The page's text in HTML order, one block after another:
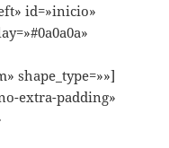
id=»inicio»
shape_type=»»]
extra-padding»